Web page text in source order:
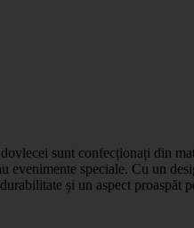
sunt confecționați din
speciale. Cu un
și un aspect proaspăt